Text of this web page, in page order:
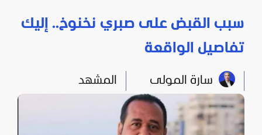
سبب القبض على صبري نخنوخ.. إليك
تفاصيل الواقعة
سارة المولى المشهد